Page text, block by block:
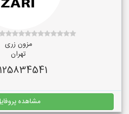
مزون زری
تهران
مشاهده